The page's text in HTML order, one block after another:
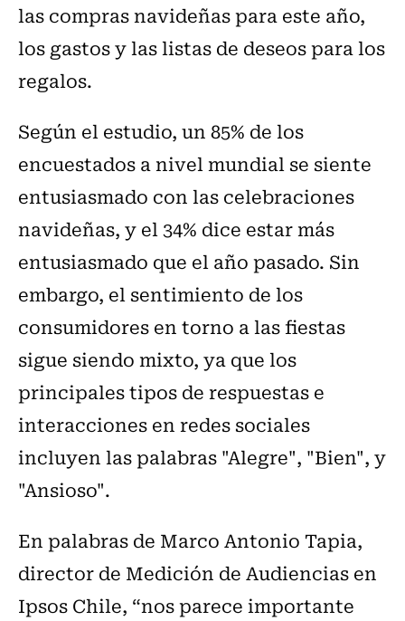
las compras navideñas para este año,
los gastos y las listas de deseos para los
regalos.
Según el estudio, un 85% de los
encuestados a nivel mundial se siente
entusiasmado con las celebraciones
navideñas, y el 34% dice estar más
entusiasmado que el año pasado. Sin
embargo, el sentimiento de los
consumidores en torno a las fiestas
sigue siendo mixto, ya que los
principales tipos de respuestas e
interacciones en redes sociales
incluyen las palabras "Alegre", "Bien", y
"Ansioso".
En palabras de Marco Antonio Tapia,
director de Medición de Audiencias en
Ipsos Chile, “nos parece importante